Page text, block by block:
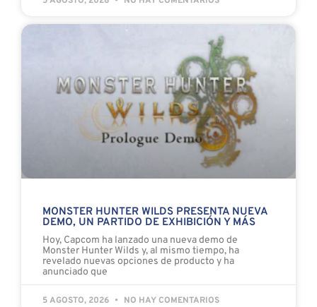
MONSTER HUNTER WILDS PRESENTA NUEVA
DEMO, UN PARTIDO DE EXHIBICIÓN Y MÁS
Hoy, Capcom ha lanzado una nueva demo de
Monster Hunter Wilds y, al mismo tiempo, ha
revelado nuevas opciones de producto y ha
anunciado que
5 AGOSTO, 2026 NO HAY COMENTARIOS